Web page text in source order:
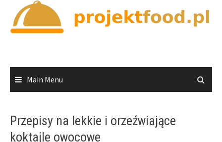
content
Main Menu
Przepisy na lekkie i orzeźwiające
koktajle owocowe